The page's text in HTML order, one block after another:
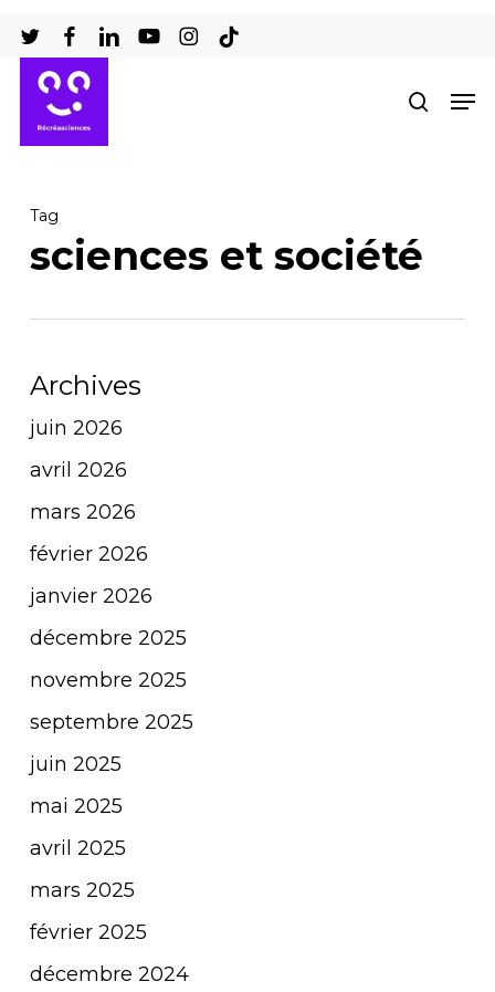
au
contenu
principal
Tag
sciences et société
Archives
juin 2026
avril 2026
mars 2026
février 2026
janvier 2026
décembre 2025
novembre 2025
septembre 2025
juin 2025
mai 2025
avril 2025
mars 2025
février 2025
décembre 2024
le